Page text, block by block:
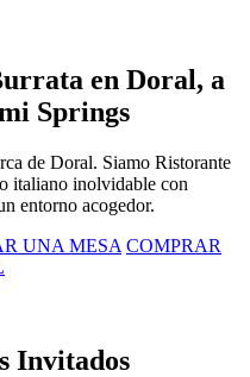
en Doral, a
Springs
de Doral. Siamo Ristorante
italiano inolvidable con
entorno acogedor.
UNA MESA COMPRAR
Invitados